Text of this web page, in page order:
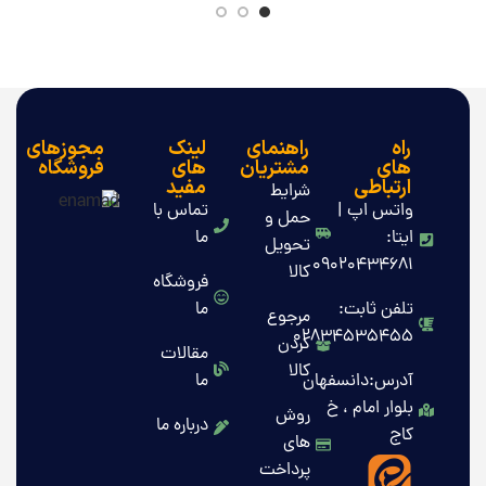
راه
های
ارتباطی
واتس اپ |
ایتا:
09020434681
تلفن ثابت:
02834535455
آدرس:دانسفهان
بلوار امام ، خ
کاج
راهنمای
مشتریان
شرایط
حمل و
تحویل
کالا
مرجوع
کردن
کالا
روش
های
پرداخت
لینک
های
مفید
تماس با
ما
فروشگاه
ما
مقالات
ما
درباره ما
مجوزهای
فروشگاه